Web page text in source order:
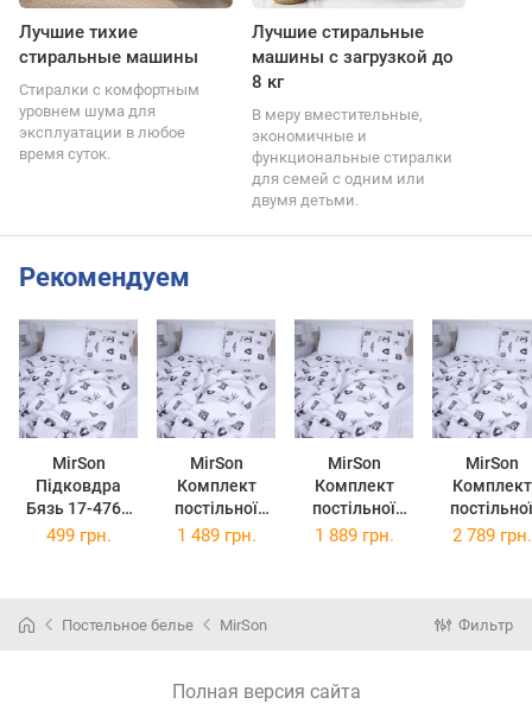
Лучшие тихие
стиральные машины
Стиралки с комфортным
уровнем шума для
эксплуатации в любое
время суток.
Лучшие стиральные
машины с загрузкой до
8 кг
В меру вместительные,
экономичные и
функциональные стиралки
для семей с одним или
двумя детьми.
Рекомендуем
MirSon
Підковдра
Бязь 17-4761
Ferrara 110 x
MirSon
Комплект
постільної
білизни Бязь
MirSon
Комплект
постільної
білизни Бязь
MirSon
Комплект
постільної
білизни Бязь
499 грн. 1 489 грн. 1 889 грн. 2 789 грн.
Постельное белье MirSon Фильтр
Полная версия сайта